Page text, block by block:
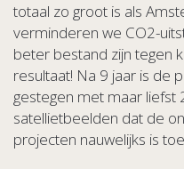
totaal zo groot is als
verminderen we CO2-
beter bestand zijn tegen
resultaat! Na 9 jaar is de
gestegen met maar liefst
satellietbeelden dat de
projecten nauwelijks is